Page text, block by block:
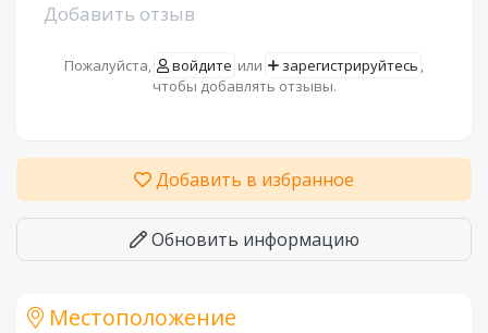
Добавить отзыв
Пожалуйста, войдите или зарегистрируйтесь ,
чтобы добавлять отзывы.
Добавить в избранное
Обновить информацию
Местоположение